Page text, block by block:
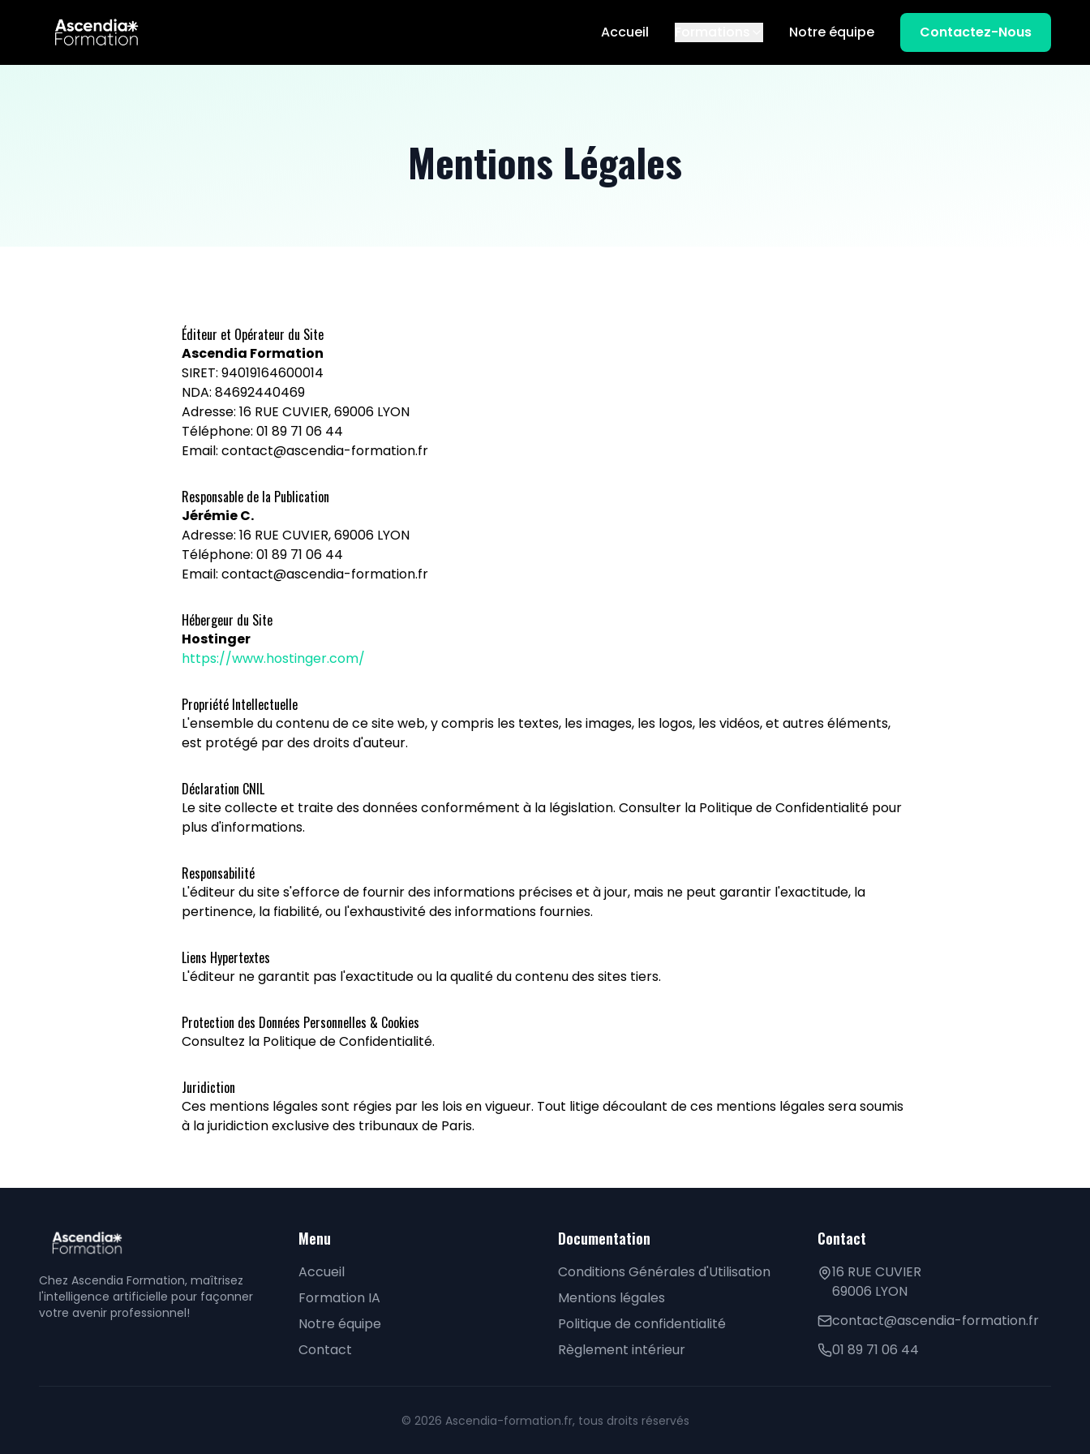
Accueil Notre équipe Contactez-Nous
Mentions Légales
Éditeur et Opérateur du Site
Ascendia Formation
SIRET: 94019164600014
NDA: 84692440469
Adresse: 16 RUE CUVIER, 69006 LYON
Téléphone: 01 89 71 06 44
Email: contact@ascendia-formation.fr
Responsable de la Publication
Jérémie C.
Adresse: 16 RUE CUVIER, 69006 LYON
Téléphone: 01 89 71 06 44
Email: contact@ascendia-formation.fr
Hébergeur du Site
Hostinger
https://www.hostinger.com/
Propriété Intellectuelle
L'ensemble du contenu de ce site web, y compris les textes, les images, les logos, les vidéos, et autres éléments,
est protégé par des droits d'auteur.
Déclaration CNIL
Le site collecte et traite des données conformément à la législation. Consulter la Politique de Confidentialité pour
plus d'informations.
Responsabilité
L'éditeur du site s'efforce de fournir des informations précises et à jour, mais ne peut garantir l'exactitude, la
pertinence, la fiabilité, ou l'exhaustivité des informations fournies.
Liens Hypertextes
L'éditeur ne garantit pas l'exactitude ou la qualité du contenu des sites tiers.
Protection des Données Personnelles & Cookies
Consultez la Politique de Confidentialité.
Juridiction
Ces mentions légales sont régies par les lois en vigueur. Tout litige découlant de ces mentions légales sera soumis
à la juridiction exclusive des tribunaux de Paris.
Chez Ascendia Formation, maîtrisez
l'intelligence artificielle pour façonner
votre avenir professionnel!
Menu
Accueil
Formation IA
Notre équipe
Contact
Documentation
Conditions Générales d'Utilisation
Mentions légales
Politique de confidentialité
Règlement intérieur
Contact
16 RUE CUVIER
69006 LYON
contact@ascendia-formation.fr
01 89 71 06 44
© 2026 Ascendia-formation.fr, tous droits réservés